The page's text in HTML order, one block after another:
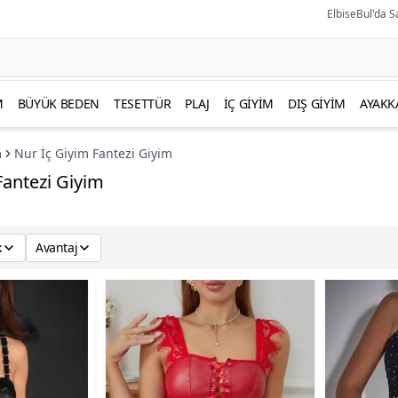
ElbiseBul'da
BÜYÜK BEDEN TESETTÜR PLAJ İÇ GIYIM DIŞ GIYIM
Nur İç Giyim Fantezi Giyim
Giyim
Avantaj